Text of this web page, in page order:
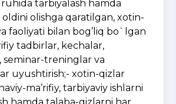
tarbiyalash hamda
olishga qaratilgan, xotin-
faoliyati bilan bog’liq bo`lgan
tadbirlar, kechalar,
seminar-treninglar va
uyushtirish;- xotin-qizlar
ma’rifiy, tarbiyaviy ishlarni